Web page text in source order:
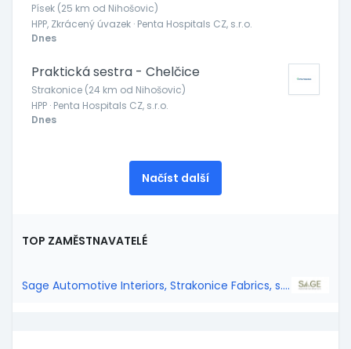
Písek (25 km od Nihošovic)
HPP, Zkrácený úvazek · Penta Hospitals CZ, s.r.o.
Dnes
Praktická sestra - Chelčice
Strakonice (24 km od Nihošovic)
HPP · Penta Hospitals CZ, s.r.o.
Dnes
Načíst další
TOP ZAMĚSTNAVATELÉ
Sage Automotive Interiors, Strakonice Fabrics, s.r.o.